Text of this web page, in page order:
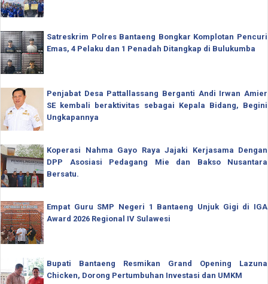
Satreskrim Polres Bantaeng Bongkar Komplotan Pencuri
Emas, 4 Pelaku dan 1 Penadah Ditangkap di Bulukumba
Penjabat Desa Pattallassang Berganti Andi Irwan Amier
SE kembali beraktivitas sebagai Kepala Bidang, Begini
Ungkapannya
Koperasi Nahma Gayo Raya Jajaki Kerjasama Dengan
DPP Asosiasi Pedagang Mie dan Bakso Nusantara
Bersatu.
Empat Guru SMP Negeri 1 Bantaeng Unjuk Gigi di IGA
Award 2026 Regional IV Sulawesi
Bupati Bantaeng Resmikan Grand Opening Lazuna
Chicken, Dorong Pertumbuhan Investasi dan UMKM